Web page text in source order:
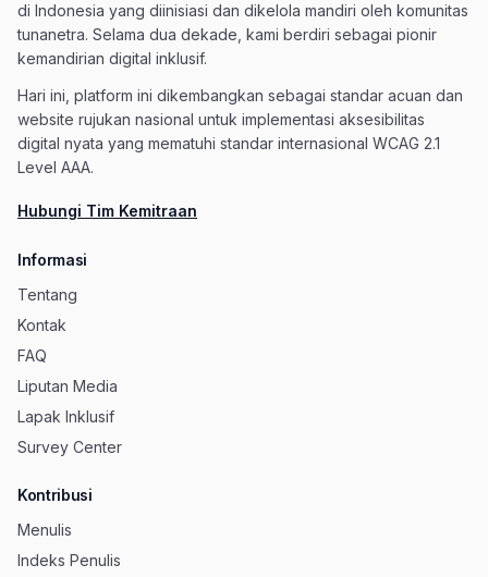
di Indonesia yang diinisiasi dan dikelola mandiri oleh komunitas
tunanetra. Selama dua dekade, kami berdiri sebagai pionir
kemandirian digital inklusif.
Hari ini, platform ini dikembangkan sebagai standar acuan dan
website rujukan nasional untuk implementasi aksesibilitas
digital nyata yang mematuhi standar internasional WCAG 2.1
Level AAA.
Hubungi Tim Kemitraan
Informasi
Tentang
Kontak
FAQ
Liputan Media
Lapak Inklusif
Survey Center
Kontribusi
Menulis
Indeks Penulis